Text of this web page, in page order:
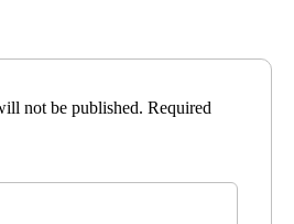
not be published. Required